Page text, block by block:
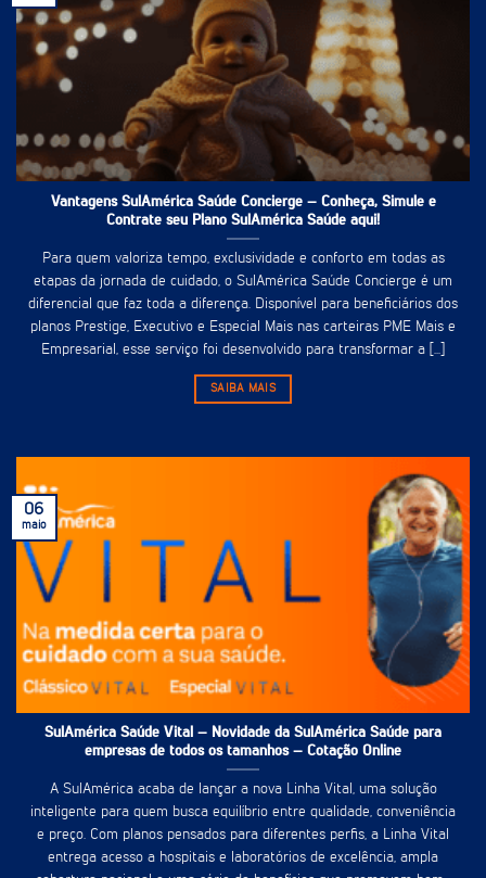
Vantagens SulAmérica Saúde Concierge – Conheça, Simule e
Contrate seu Plano SulAmérica Saúde aqui!
Para quem valoriza tempo, exclusividade e conforto em todas as
etapas da jornada de cuidado, o SulAmérica Saúde Concierge é um
diferencial que faz toda a diferença. Disponível para beneficiários dos
planos Prestige, Executivo e Especial Mais nas carteiras PME Mais e
Empresarial, esse serviço foi desenvolvido para transformar a [...]
SAIBA MAIS
SulAmérica Saúde Vital – Novidade da SulAmérica Saúde para
empresas de todos os tamanhos – Cotação Online
A SulAmérica acaba de lançar a nova Linha Vital, uma solução
inteligente para quem busca equilíbrio entre qualidade, conveniência
e preço. Com planos pensados para diferentes perfis, a Linha Vital
entrega acesso a hospitais e laboratórios de excelência, ampla
06
maio